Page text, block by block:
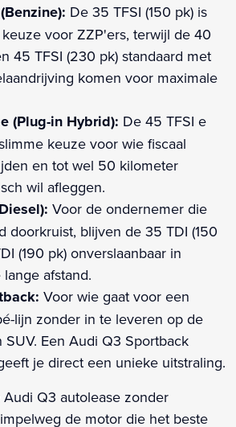
De 35 TFSI (150 pk) is
voor ZZP'ers, terwijl de 40
45 TFSI (230 pk) standaard met
komen voor maximale
(Plug-in Hybrid): De 45 TFSI e
keuze voor wie fiscaal
en tot wel 50 kilometer
wil afleggen.
Voor de ondernemer die
doorkruist, blijven de 35 TDI (150
(190 pk) onverslaanbaar in
afstand.
Voor wie gaat voor een
lijn zonder in te leveren op de
SUV. Een Audi Q3 Sportback
je direct een unieke uitstraling.
Q3 autolease zonder
de motor die het beste